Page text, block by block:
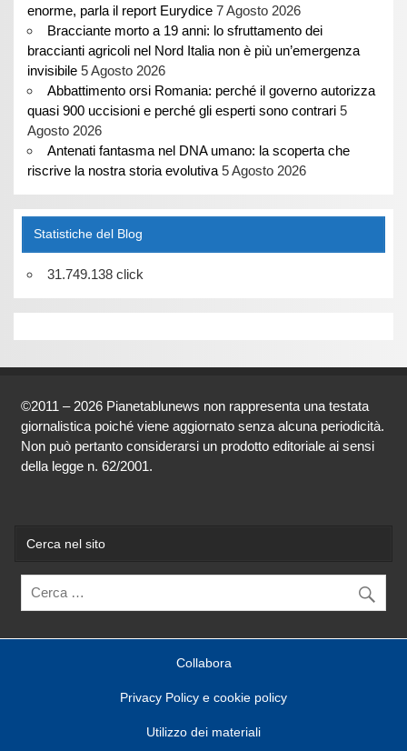
enorme, parla il report Eurydice 7 Agosto 2026
Bracciante morto a 19 anni: lo sfruttamento dei
braccianti agricoli nel Nord Italia non è più un’emergenza
invisibile 5 Agosto 2026
Abbattimento orsi Romania: perché il governo autorizza
quasi 900 uccisioni e perché gli esperti sono contrari 5
Agosto 2026
Antenati fantasma nel DNA umano: la scoperta che
riscrive la nostra storia evolutiva 5 Agosto 2026
Statistiche del Blog
31.749.138 click
©2011 – 2026 Pianetablunews non rappresenta una testata
giornalistica poiché viene aggiornato senza alcuna periodicità.
Non può pertanto considerarsi un prodotto editoriale ai sensi
della legge n. 62/2001.
Cerca nel sito
Collabora
Privacy Policy e cookie policy
Utilizzo dei materiali